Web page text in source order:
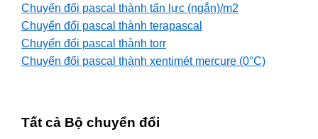
Chuyển đổi pascal thành tấn lực (ngắn)/m2
Chuyển đổi pascal thành terapascal
Chuyển đổi pascal thành torr
Chuyển đổi pascal thành xentimét mercure (0°C)
Tất cả Bộ chuyển đổi